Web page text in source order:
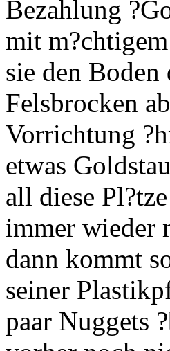
Bezahlung
mit
sie den
Felsbrocken
Vorrichtung
etwas
all diese
immer wieder
dann kommt
seiner
paar Nuggets